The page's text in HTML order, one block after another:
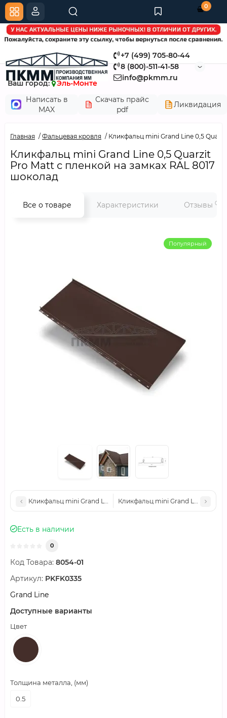
+7 (499) 705-80-44
8 (800)-511-41-58
info@pkmm.ru
Ваш город:
Эль-Монте
Написать в
MAX
Скачать прайс
pdf
Ликвидация
0
Главная Фальцевая кровля Кликфальц mini Grand Line 0,5
Кликфальц mini Grand Line 0,5 Quarzit
Pro Matt с пленкой на замках RAL 8017
шоколад
Все о товаре Характеристики Отзывы 0
Популярный
Кликфальц mini Grand Line 0,5 Quarzit Pro Matt с пленкой на
Кликфальц mini Grand Line 0,5
Есть в наличии
0
Код Товара: 8054-01
Артикул: PKFK0335
Grand Line
Доступные варианты
Цвет
Толщина металла, (мм)
0.5